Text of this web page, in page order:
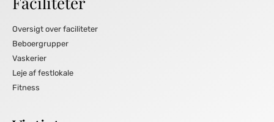
Oversigt over faciliteter
Beboergrupper
Vaskerier
Leje af festlokale
Fitness